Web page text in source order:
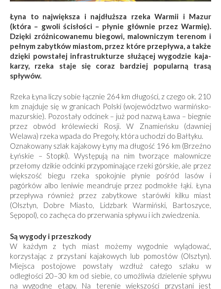
Łyna to największa i najdłuższa rzeka Warmii i Mazur
(która – gwoli ścisłości – płynie głównie przez Warmię).
Dzięki zróżnicowanemu bie­gowi, malowniczym terenom i
pełnym zabytków miastom, przez które przepływa, a także
dzięki powstałej infrastrukturze służącej wygodzie kaja­
karzy, rzeka staje się coraz bardziej popularną trasą
spływów.
Rzeka Łyna liczy sobie łącznie 264 km długości, z czego ok. 210
km znajduje się w granicach Polski (województwo warmińsko-
mazurskie). Pozostały odcinek – już pod nazwą Ława – biegnie
przez obwód królewiecki Rosji. W Znamieńsku (dawniej
Welawa) rzeka wpada do Pregoły, która uchodzi do Bałtyku.
Oznakowany szlak kajakowy Łyny ma długość 196 km (Brzeźno
Łyńskie – Stopki). Występują na nim tworzące malownicze
przełomy dzikie odcinki przypominające rzeki górskie, ale przez
większość biegu rzeka spokojnie płynie pośród lasów i
pagórków albo leniwie meandruje przez podmokłe łąki. Łyna
przepływa również przez zabytkowe starówki kilku miast
(Olsztyn, Dobre Miasto, Lidzbark Warmiński, Bartoszyce,
Sępopol), co zachęca do przerwania spływu i ich zwiedzenia.
Są wygody i przeszkody
W każdym z tych miast możemy wygodnie wylą­dować,
korzystając z przystani kajakowych lub pomostów (Olsztyn).
Miejsca postojowe powstały wzdłuż całego szlaku w
odległości 20–30 km od sie­bie, co umożliwia dzielenie spływu
na wygodne etapy. Na terenie większości przystani jest